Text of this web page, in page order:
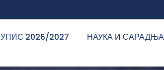
УПИС 2026/2027 НАУКА И САРАДЊА